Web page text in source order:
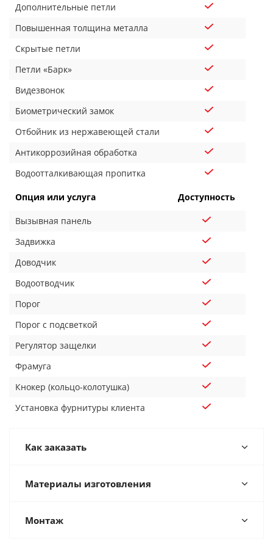
Дополнительные петли
Повышенная толщина металла
Скрытые петли
Петли «Барк»
Видезвонок
Биометрический замок
Отбойник из нержавеющей стали
Антикоррозийная обработка
Водоотталкивающая пропитка
Опция или услуга Доступность
Вызывная панель
Задвижка
Доводчик
Водоотводчик
Порог
Порог с подсветкой
Регулятор защелки
Фрамуга
Кнокер (кольцо-колотушка)
Установка фурнитуры клиента
Как заказать
Материалы изготовления
Монтаж